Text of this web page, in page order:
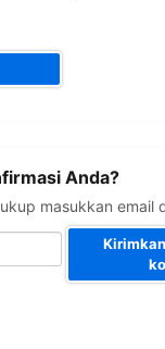
Anda?
masukkan